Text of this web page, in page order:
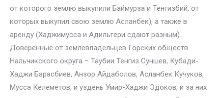
от которого землю выкупили Баймурза и Тенгизбий, от
которых выкупил свою землю Асланбек), а также в
аренду (Хаджимусса и Адильгери сдают разным).
Доверенные от землевладельцев Горских обществ
Нальчикского округа – Таубии Тенгиз Суншев, Кубади-
Хаджи Барасбиев, Анзор Айдаболов, Асланбек Кучуков,
Мусса Келеметов, и уздень Умир-Хаджи Эдоков, и за них